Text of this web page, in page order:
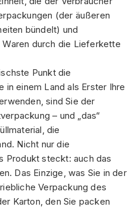
(der äußeren
bündelt) und
durch die Lieferkette
Punkt die
in einem Land als Erster Ihre
sind Sie der
– und „das“
die
Nicht nur die
Produkt steckt: auch das
Das Einzige, was Sie in der
Verpackung des
Karton, den Sie packen